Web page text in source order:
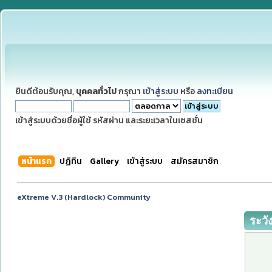
ยินดีต้อนรับคุณ, บุคคลทั่วไปกรุณา เข้าสู่ระบบ หรือ ลงทะเบียน
เข้าสู่ระบบด้วยชื่อผู้ใช้ รหัสผ่าน และระยะเวลาในเซสชั่น
หน้าแรก ปฏิทิน Gallery เข้าสู่ระบบ สมัครสมาชิก
eXtreme V.3 (Hardlock) Community
ระวั